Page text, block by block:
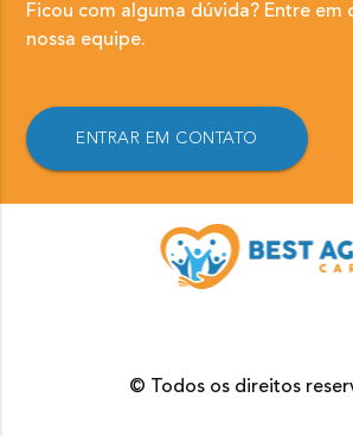
Ficou com alguma dúvida? Entre em
nossa equipe.
ENTRAR EM CONTATO
© Todos os direitos